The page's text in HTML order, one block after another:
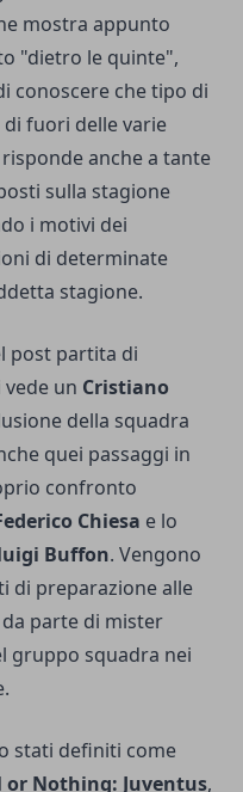
mostra appunto
"dietro le quinte",
conoscere che tipo di
fuori delle varie
anche a tante
sulla stagione
i motivi dei
di determinate
stagione.
post partita di
vede un Cristiano
della squadra
quei passaggi in
confronto
Chiesa e lo
Buffon. Vengono
di preparazione alle
parte di mister
gruppo squadra nei
stati definiti come
or Nothing: Juventus,